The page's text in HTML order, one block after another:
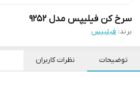
سرخ کن فیلیپس مدل 9252
برند: فیلیپس
توضیحات نظرات کاربران